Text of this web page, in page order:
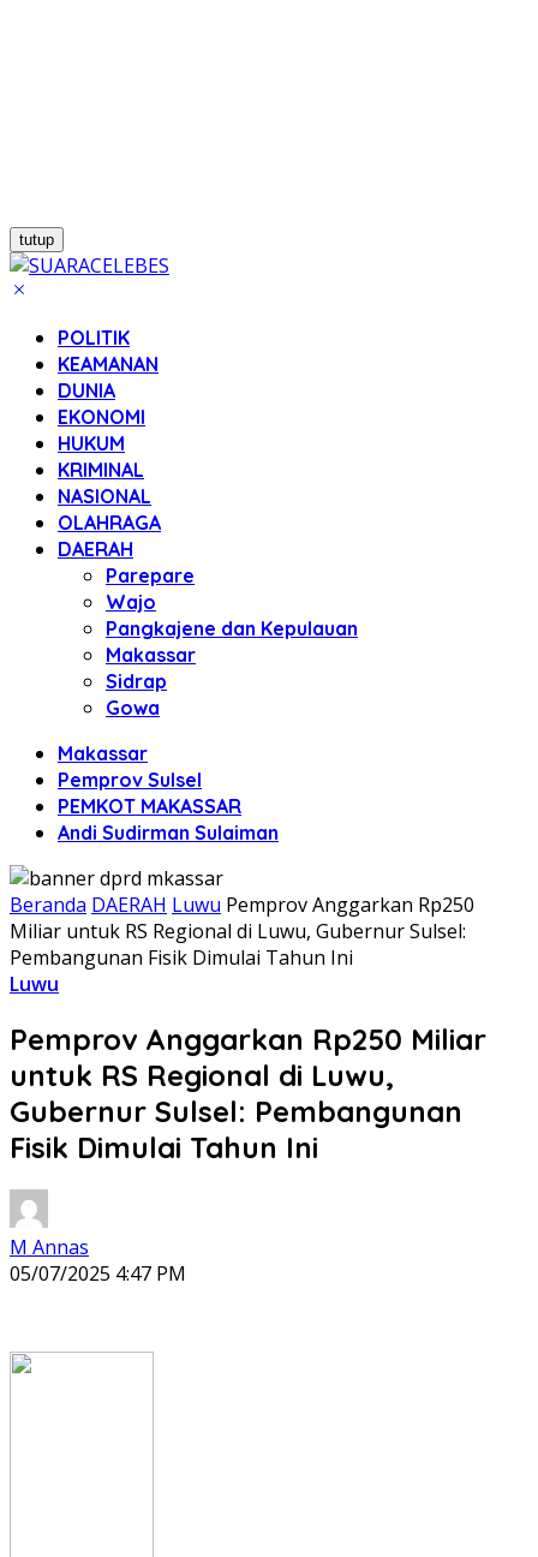
tutup
POLITIK
KEAMANAN
DUNIA
EKONOMI
HUKUM
KRIMINAL
NASIONAL
OLAHRAGA
DAERAH
Parepare
Wajo
Pangkajene dan Kepulauan
Makassar
Sidrap
Gowa
Makassar
Pemprov Sulsel
PEMKOT MAKASSAR
Andi Sudirman Sulaiman
Beranda DAERAH Luwu Pemprov Anggarkan Rp250
Miliar untuk RS Regional di Luwu, Gubernur Sulsel:
Pembangunan Fisik Dimulai Tahun Ini
Luwu
Pemprov Anggarkan Rp250 Miliar
untuk RS Regional di Luwu,
Gubernur Sulsel: Pembangunan
Fisik Dimulai Tahun Ini
M Annas
05/07/2025 4:47 PM